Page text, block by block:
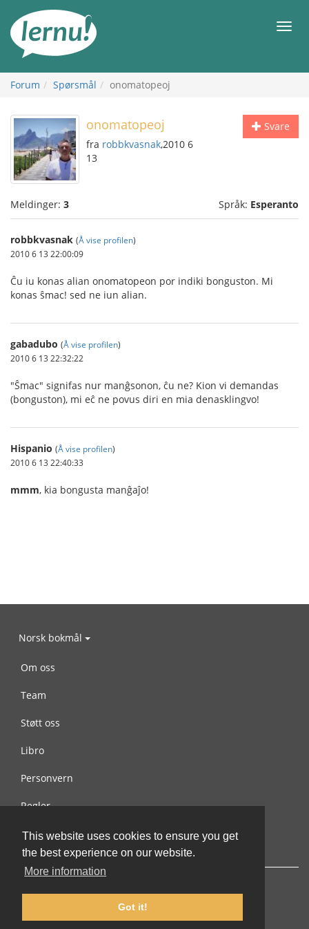
This website uses cookies to ensure you get
the best experience on our website.
More information
Got it!
innholdet
Meny
Forum Spørsmål onomatopeoj
Svare
onomatopeoj
fra robbkvasnak,2010 6
13
Meldinger: 3 Språk: Esperanto
robbkvasnak (Å vise profilen)
2010 6 13 22:00:09
Ĉu iu konas alian onomatopeon por indiki bonguston. Mi
konas ŝmac! sed ne iun alian.
gabadubo (Å vise profilen)
2010 6 13 22:32:22
"Ŝmac" signifas nur manĝsonon, ĉu ne? Kion vi demandas
(bonguston), mi eĉ ne povus diri en mia denasklingvo!
Hispanio (Å vise profilen)
2010 6 13 22:40:33
mmm, kia bongusta manĝaĵo!
Norsk bokmål
Om oss
Team
Støtt oss
Libro
Personvern
Regler
Kontakt oss
© 2002-2026 lernu.net |Impressum